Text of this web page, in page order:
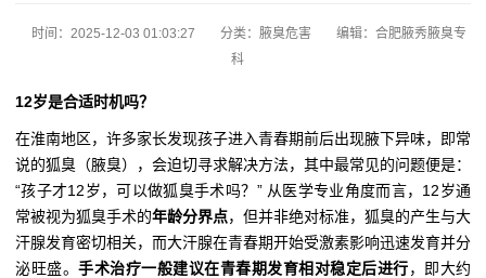
时间：2025-12-03 01:03:27 分类： 腋臭危害
编辑：合肥腋秀腋臭专
科
12岁是合适时机吗？
在淮南地区，许多家长发现孩子进入青春期前后出现腋下异味，即常
说的狐臭（腋臭），会迫切寻求解决方法，其中最常见的问题便是：
“孩子才12岁，可以做狐臭手术吗？” 从医学专业角度而言，12岁通
常被视为狐臭手术的年龄分界点，但并非绝对标准，狐臭的产生与大
汗腺发育密切相关，而大汗腺在青春期开始受激素影响迅速发育并分
泌旺盛。 手术治疗一般建议在青春期发育相对稳定后进行，即大约